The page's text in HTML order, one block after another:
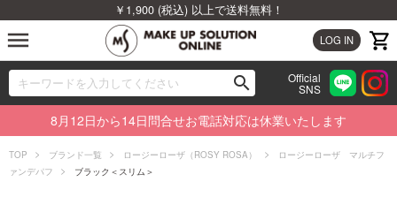
￥1,900 (税込) 以上で送料無料！
LOG IN
menu
search
00
Official
SNS
ブランドから探す
カテゴリから探す
8月12日から14日問合せお電話対応は休業いたします
TOP ブランド一覧 ロージーローザ（ROSY ROSA）
ロージーローザ マルチフ
ァンデパフ
ブラック＜スリム＞